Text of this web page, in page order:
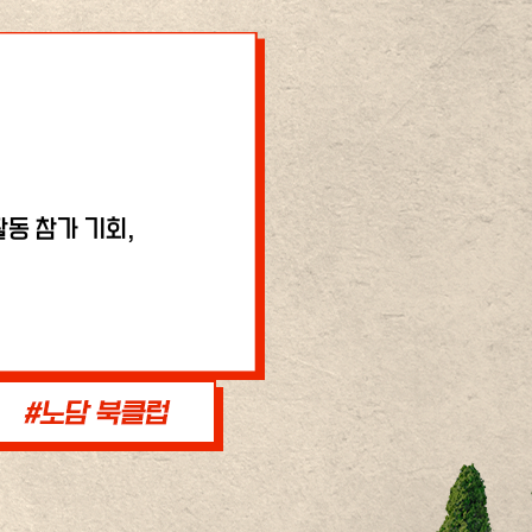
참가 기회,